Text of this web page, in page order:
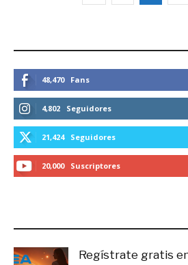
48,470 Fans
4,802 Seguidores
21,424 Seguidores
20,000 Suscriptores
Regístrate gratis